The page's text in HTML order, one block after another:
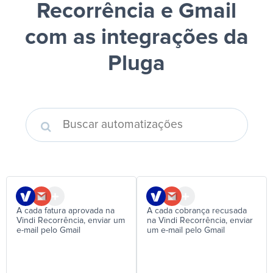
Recorrência e Gmail
com as integrações da
Pluga
A cada fatura aprovada na
Vindi Recorrência, enviar um
e-mail pelo Gmail
A cada cobrança recusada
na Vindi Recorrência, enviar
um e-mail pelo Gmail